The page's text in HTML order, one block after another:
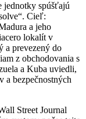
jednotky spúšťajú
Cieľ:
a jeho
lokalít v
a prevezený do
z obchodovania s
a Kuba uviedli,
a bezpečnostných
Street Journal